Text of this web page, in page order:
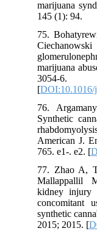
marijuana
145 (1): 94.
75.
marijuana
3054-6.
[
76.
Synthetic
American
765. e1-.
77. Zhao
kidney
synthetic
2015;